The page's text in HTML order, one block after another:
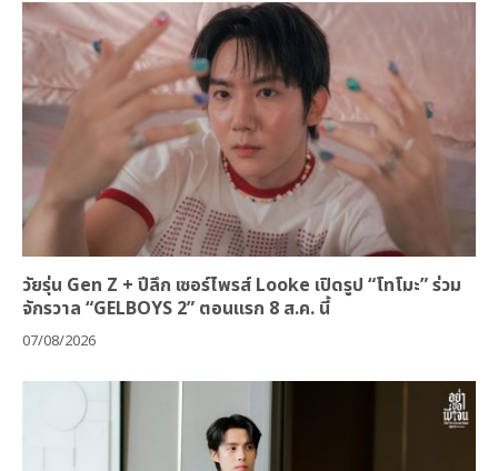
วัยรุ่น Gen Z + ปีลึก เซอร์ไพรส์ Looke เปิดรูป “โทโมะ” ร่วม
จักรวาล “GELBOYS 2” ตอนแรก 8 ส.ค. นี้
07/08/2026